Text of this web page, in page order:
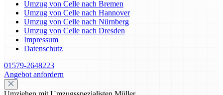
Umzug von Celle nach Bremen
Umzug von Celle nach Hannover
Umzug von Celle nach Nürnberg
Umzug von Celle nach Dresden
Impressum
Datenschutz
01579-2648223
Angebot anfordern